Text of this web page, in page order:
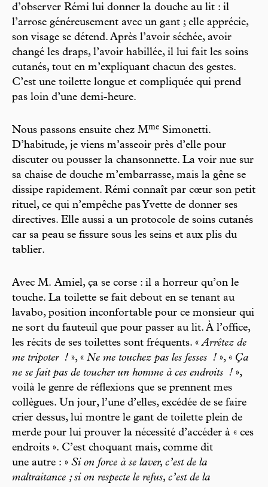
d’observer Rémi lui donner la douche au lit : il
l’arrose généreusement avec un gant ; elle apprécie,
son visage se détend. Après l’avoir séchée, avoir
changé les draps, l’avoir habillée, il lui fait les soins
cutanés, tout en m’expliquant chacun des gestes.
C’est une toilette longue et compliquée qui prend
pas loin d’une demi-heure.
Nous passons ensuite chez Mme Simonetti.
D’habitude, je viens m’asseoir près d’elle pour
discuter ou pousser la chansonnette. La voir nue sur
sa chaise de douche m’embarrasse, mais la gêne se
dissipe rapidement. Rémi connaît par cœur son petit
rituel, ce qui n’empêche pas Yvette de donner ses
directives. Elle aussi a un protocole de soins cutanés
car sa peau se fissure sous les seins et aux plis du
tablier.
Avec M. Amiel, ça se corse : il a horreur qu’on le
touche. La toilette se fait debout en se tenant au
lavabo, position inconfortable pour ce monsieur qui
ne sort du fauteuil que pour passer au lit. À l’office,
les récits de ses toilettes sont fréquents. «Arrêtez de
me tripoter ! », « Ne me touchez pas les fesses ! », « Ça
ne se fait pas de toucher un homme à ces endroits ! »,
voilà le genre de réflexions que se prennent mes
collègues. Un jour, l’une d’elles, excédée de se faire
crier dessus, lui montre le gant de toilette plein de
merde pour lui prouver la nécessité d’accéder à « ces
endroits ». C’est choquant mais, comme dit
une autre : » Si on force à se laver, c’est de la
maltraitance ; si on respecte le refus, c’est de la